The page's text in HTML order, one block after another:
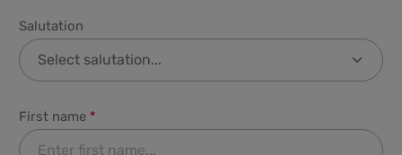
Salutation
First name *